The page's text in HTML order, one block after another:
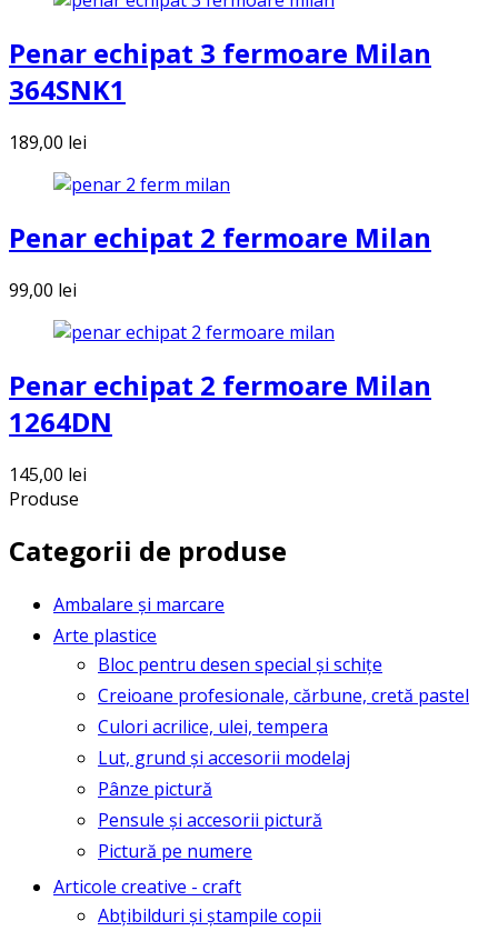
Penar echipat 3 fermoare Milan
364SNK1
189,00 lei
Penar echipat 2 fermoare Milan
99,00 lei
Penar echipat 2 fermoare Milan
1264DN
145,00 lei
Produse
Categorii de produse
Ambalare și marcare
Arte plastice
Bloc pentru desen special și schițe
Creioane profesionale, cărbune, cretă pastel
Culori acrilice, ulei, tempera
Lut, grund și accesorii modelaj
Pânze pictură
Pensule și accesorii pictură
Pictură pe numere
Articole creative - craft
Abțibilduri și ștampile copii